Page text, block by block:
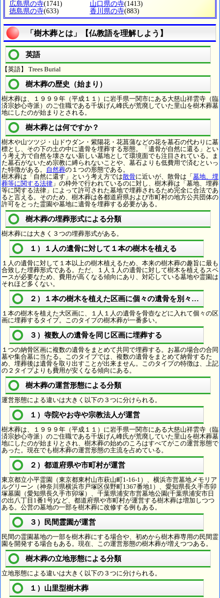
広島県の寺(1741) 山口県の寺(1413)
徳島県の寺(633) 香川県の寺(883)
「樹木葬とは」【仏教語を理解しよう】
英語
【英語】 Trees Burial
樹木葬の歴史（始まり）
樹木葬は、１９９９年（平成１１）に岩手県一関市にある大慈山祥雲寺（臨
済宗妙心寺派）のご住職である千坂げん峰氏が荒廃していた里山を樹木葬墓
地にしたのが始まりとされる。
樹木葬とは何ですか？
樹木や山ツツジ・山ドウダン・紫陽花・花菖蒲などの花を墓石の代わりに墓
標とし、その下の土の中に遺骨を埋葬する形態。「遺骨が自然に還る」とい
う考え方で自然を壊さない新しい墓地として環境面でも注目されている。ま
た墓石がないため宗教に縛られないことや、墓石よりも低費用で済むといっ
た特徴がある。 自然葬の１つの形態である。
樹木葬は「自然に還す」という考え方では散骨に近いが、散骨は「墓地、埋
葬等に関する法律 」の枠外で行われているのに対し、樹木葬は「墓地、埋葬
等に関する法律」によって許可された墓地で埋葬されるため完全に合法であ
ると言える。そのため、樹木葬は各都道府県および市町村の地方公共団体の
許可をとった霊園や墓地に遺骨を埋葬する必要がある。
樹木葬の埋葬形式による分類
樹木葬には大きく３つの埋葬形式がある。
１）１人の遺骨に対して１本の樹木を植える
１人の遺骨に対して１本以上の樹木植えるため、本来の樹木葬の趣旨に最も
合致した埋葬形式である。ただ、１人１人の遺骨に対して樹木を植えるスペ
ースが必要なため、費用が高くなる傾向にあり、対応している墓地や霊園は
それほど多くない。
２）１本の樹木を植えた区画に個々の遺骨を別々に埋葬
１本の樹木を植えた大区画に、１人１人の遺骨を骨壺などに入れて個々の区
画に埋葬するタイプ。このタイプの樹木葬が一番多い。
３）複数人の遺骨を同じ区画に埋葬する
１つの納骨区画に複数の遺骨をまとめて共同で埋葬する。お墓の場合の合同
墓や集合墓に当たる。このタイプでは、複数の遺骨をまとめて納骨するた
め、埋葬後は遺骨を取り出すことが出来ません。このタイプの特徴は、上記
の２タイプよりも費用が安くなる傾向にある。
樹木葬の運営形態による分類
運営形態による違いは大きく以下の３つに分けられる。
１）寺院やお寺や宗教法人が運営
樹木葬は、１９９９年（平成１１）に岩手県一関市にある大慈山祥雲寺（臨
済宗妙心寺派）のご住職である千坂げん峰氏が荒廃していた里山を樹木葬墓
地にしたのが始まりとされ、樹木葬の始めのころはすべてがこの運営形態で
あった。現在でも樹木葬の運営形態の主流を占めている。
２）都道府県や市町村が運営
東京都立小平霊園（東京都東村山市萩山町1-16-1）、横浜市営墓地メモリア
ルグリーン（神奈川県横浜市戸塚区俣野町1367番地1）、愛知県長久手市卯
塚墓園（愛知県長久手市卯塚）、千葉県浦安市営墓地公園(千葉県浦安市日
の出八丁目1番1号)など、都道府県や市町村が運営する樹木葬は増加しつつ
ある。公営の墓地の一部を樹木葬に改修する例もある。
３）民間霊園が運営
民間の霊園墓地の一部を樹木葬にする場合や、初めから樹木葬専用の民間霊
園を開発する場合もある。現在、この運営形態の樹木葬が増えつつある。
樹木葬の立地形態による分類
立地形態による違いは大きく以下の３つに分けられる。
１）山里型樹木葬